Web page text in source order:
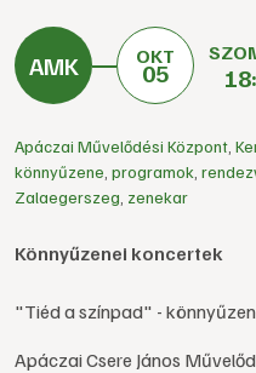
OKT
05
Apáczai Művelődési Központ
könnyűzene programok
Zalaegerszeg zenekar
Könnyűzenei koncertek
"Tiéd a színpad" -
Apáczai Csere János